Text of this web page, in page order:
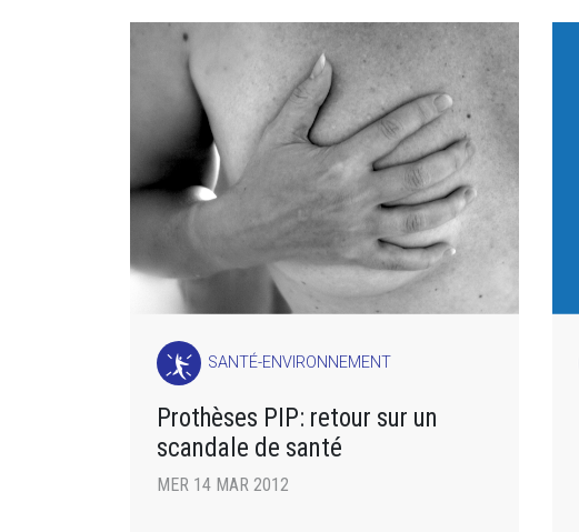
SANTÉ-ENVIRONNEMENT
Prothèses PIP: retour sur un
scandale de santé
MER 14 MAR 2012